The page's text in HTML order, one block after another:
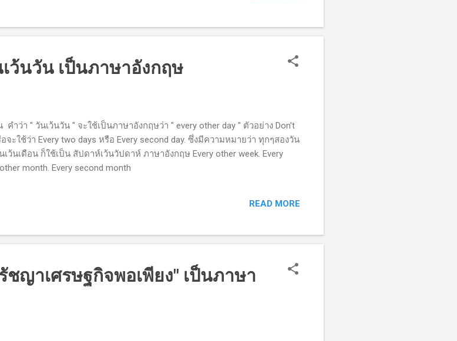
ว้นวัน เป็นภาษาอังกฤษ
ว่า " วันเว้นวัน " จะใช้เป็นภาษาอังกฤษว่า " every other day " ตัวอย่าง Don't
จะใช้ว่า Every two days หรือ Every second day. ซึ่งมีความหมายว่า ทุกๆสองวัน
นเดือน ก็ใช้เป็น สัปดาห์เว้นวัปดาห์ ภาษาอังกฤษ Every other week. Every
month. Every second month
READ MORE
ญาเศรษฐกิจพอเพียง" เป็นภาษา